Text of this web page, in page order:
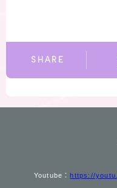
SHARE
Youtube： https://